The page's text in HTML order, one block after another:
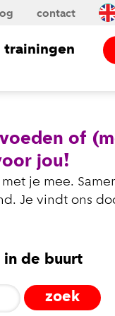
contact
trainingen
of
jou!
je mee.
Je vindt ons
in de buurt